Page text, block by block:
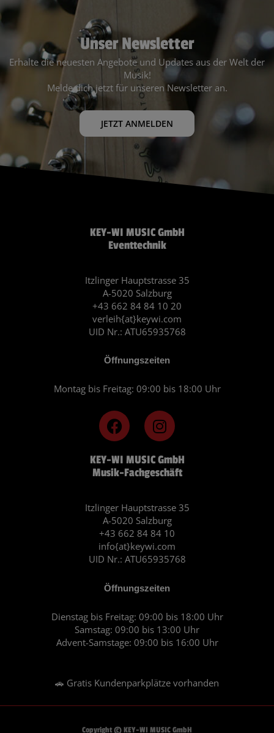
Unser Newsletter
Erhalte die neuesten Angebote und Updates aus der Welt der
Musik!
Melde dich jetzt für unseren Newsletter an.
JETZT ANMELDEN
KEY-WI MUSIC GmbH
Musik-Fachgeschäft
Itzlinger Hauptstrasse 35
A-5020 Salzburg
+43 662 84 84 10
info{at}keywi.com
UID Nr.: ATU65935768
Öffnungszeiten
Dienstag bis Freitag: 09:00 bis 18:00 Uhr
Samstag: 09:00 bis 13:00 Uhr
Advent-Samstage: 09:00 bis 16:00 Uhr
🚗 Gratis Kundenparkplätze vorhanden
F
a
c
e
b
o
k
I
n
s
t
a
r
a
m
KEY-WI MUSIC GmbH
Eventtechnik
Itzlinger Hauptstrasse 35
A-5020 Salzburg
+43 662 84 84 10 20
verleih{at}keywi.com
UID Nr.: ATU65935768
Öffnungszeiten
Montag bis Freitag: 09:00 bis 18:00 Uhr
Copyright © KEY-WI MUSIC GmbH